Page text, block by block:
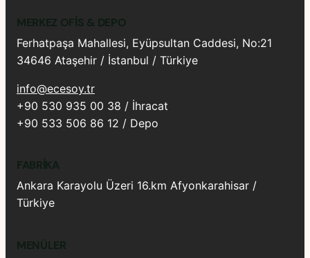
MERKEZ OFIS & DEPO
Ferhatpaşa Mahallesi, Eyüpsultan Caddesi, No:21
34646 Ataşehir / İstanbul / Türkiye
info@ecesoy.tr
+90 530 935 00 38 / İhracat
+90 533 506 86 12 / Depo
FABRIKA
Ankara Karayolu Üzeri 16.km Afyonkarahisar /
Türkiye
MENÜLER